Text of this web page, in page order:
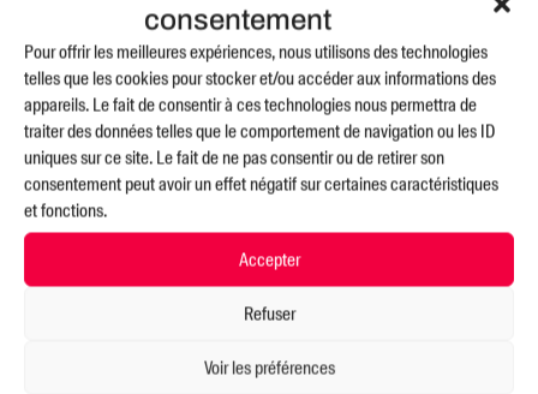
consentement
Pour offrir les meilleures expériences, nous utilisons des technologies
telles que les cookies pour stocker et/ou accéder aux informations des
appareils. Le fait de consentir à ces technologies nous permettra de
traiter des données telles que le comportement de navigation ou les ID
uniques sur ce site. Le fait de ne pas consentir ou de retirer son
consentement peut avoir un effet négatif sur certaines caractéristiques
et fonctions.
Accepter
Refuser
Voir les préférences